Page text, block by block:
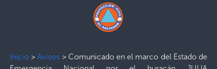
Inicio >Avisos > Comunicado en el marco del Estado de